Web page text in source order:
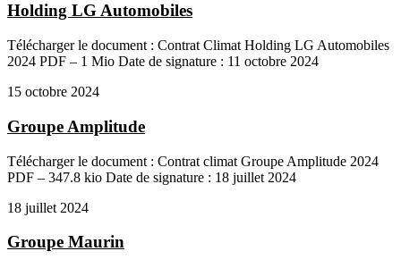
Holding LG Automobiles
Télécharger le document : Contrat Climat Holding LG Automobiles
2024 PDF – 1 Mio Date de signature : 11 octobre 2024
15 octobre 2024
Groupe Amplitude
Télécharger le document : Contrat climat Groupe Amplitude 2024
PDF – 347.8 kio Date de signature : 18 juillet 2024
18 juillet 2024
Groupe Maurin